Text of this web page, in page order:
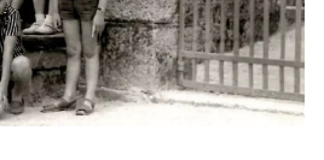
recomiendan
para evitar
eclipse